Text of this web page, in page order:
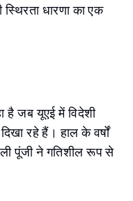
धारणा का एक
है जब यूएई में विदेशी
रहे हैं। हाल के वर्षों
पूंजी ने गतिशील रूप से